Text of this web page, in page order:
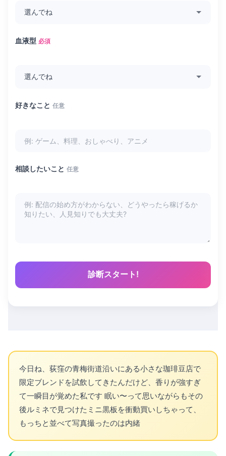
血液型 必須
好きなこと 任意
相談したいこと 任意
診断スタート!
今日ね、荻窪の青梅街道沿いにある小さな珈琲豆店で
限定ブレンドを試飲してきたんだけど、香りが強すぎ
て一瞬目が覚めた私です 眠い〜って思いながらもその
後ルミネで見つけたミニ黒板を衝動買いしちゃって、
もっちと並べて写真撮ったのは内緒